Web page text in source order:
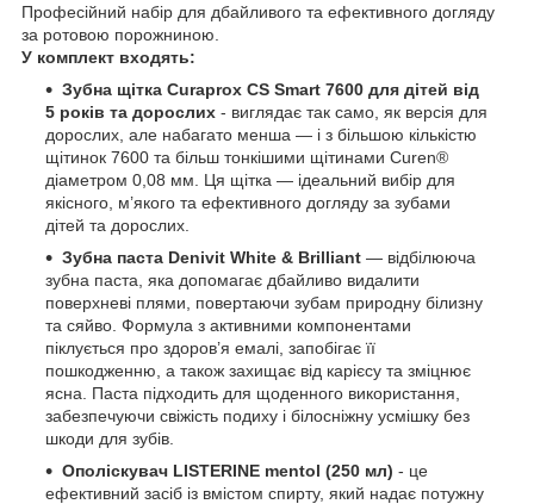
Професійний набір для дбайливого та ефективного догляду
за ротовою порожниною.
У комплект входять:
Зубна щітка Curaprox CS Smart 7600 для дітей від
5 років та дорослих - виглядає так само, як версія для
дорослих, але набагато менша — і з більшою кількістю
щітинок 7600 та більш тонкішими щітинами Curen®
діаметром 0,08 мм. Ця щітка — ідеальний вибір для
якісного, м’якого та ефективного догляду за зубами
дітей та дорослих.
Зубна паста Denivit White & Brilliant — відбілююча
зубна паста, яка допомагає дбайливо видалити
поверхневі плями, повертаючи зубам природну білизну
та сяйво. Формула з активними компонентами
піклується про здоров’я емалі, запобігає її
пошкодженню, а також захищає від карієсу та зміцнює
ясна. Паста підходить для щоденного використання,
забезпечуючи свіжість подиху і білосніжну усмішку без
шкоди для зубів.
Ополіскувач LISTERINE mentol (250 мл) - це
ефективний засіб із вмістом спирту, який надає потужну